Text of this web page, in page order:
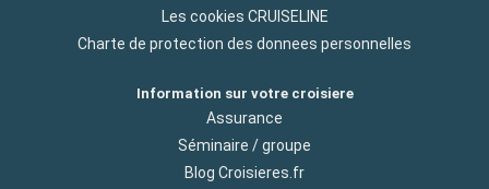
Les cookies CRUISELINE
Charte de protection des donnees personnelles
Information sur votre croisiere
Assurance
Séminaire / groupe
Blog Croisieres.fr